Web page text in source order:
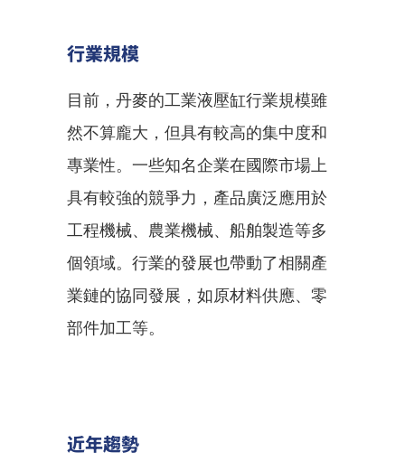
行業規模
目前，丹麥的工業液壓缸行業規模雖
然不算龐大，但具有較高的集中度和
專業性。一些知名企業在國際市場上
具有較強的競爭力，產品廣泛應用於
工程機械、農業機械、船舶製造等多
個領域。行業的發展也帶動了相關產
業鏈的協同發展，如原材料供應、零
部件加工等。
近年趨勢